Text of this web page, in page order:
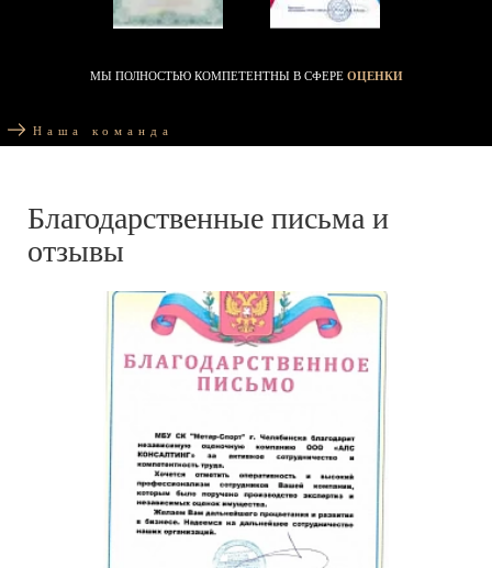
МЫ ПОЛНОСТЬЮ КОМПЕТЕНТНЫ В СФЕРЕ ОЦЕНКИ
Наша команда
Благодарственные письма и
отзывы